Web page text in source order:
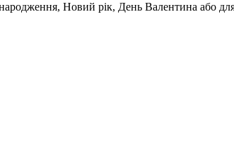
Новий рік, День Валентина або для